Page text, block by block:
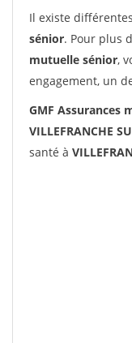
Il existe
sénior. Pour plus
mutuelle sénior,
engagement, un
GMF Assurances
VILLEFRANCHE
santé à